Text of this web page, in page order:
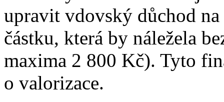
upravit vdovský důchod
částku, která by náležela
maxima 2 800 Kč). Tyto
o valorizace.